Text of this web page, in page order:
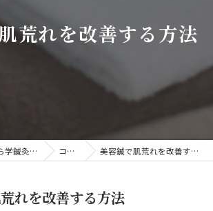
荒れを改善する方法
富岡の接骨院なら学鍼灸接骨院 コラム 美容鍼で肌荒れを改善する方法
れを改善する方法